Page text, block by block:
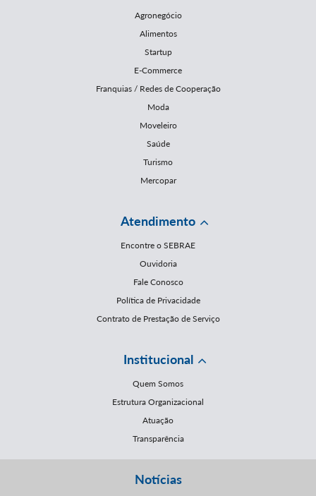
Agronegócio
Alimentos
Startup
E-Commerce
Franquias / Redes de Cooperação
Moda
Moveleiro
Saúde
Turismo
Mercopar
Atendimento
Encontre o SEBRAE
Ouvidoria
Fale Conosco
Política de Privacidade
Contrato de Prestação de Serviço
Institucional
Quem Somos
Estrutura Organizacional
Atuação
Transparência
Notícias